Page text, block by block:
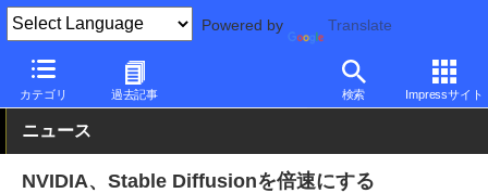
Powered by Translate
カテゴリ 過去記事 検索 Impressサイト
PC Watch 市場 AI
ニュース
NVIDIA、Stable Diffusionを倍速にする